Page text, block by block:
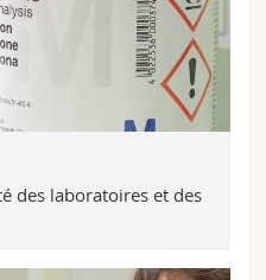
des laboratoires et des